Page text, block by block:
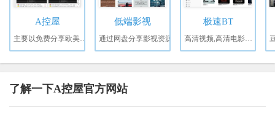
A控屋 低端影视
通过网盘分享影视资源
极速BT
了解一下A控屋官方网站